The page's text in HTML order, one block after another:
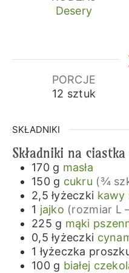
Desery
PORCJE
12 sztuk
SKŁADNIKI
Składniki na
170 g masła
150 g cukru (¾
2,5 łyżeczki kawy
1 jajko (rozmiar L
225 g mąki
0,5 łyżeczki
1 łyżeczka
100 g białej